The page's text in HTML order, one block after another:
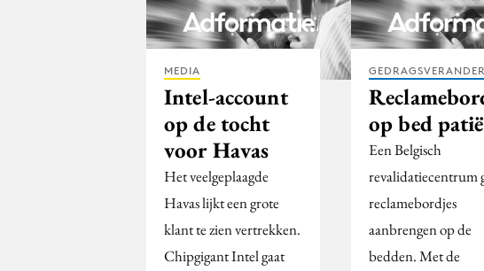
MEDIA
Intel-account
op de tocht
voor Havas
Het veelgeplaagde
Havas lijkt een grote
klant te zien vertrekken.
Chipgigant Intel gaat
op bed
Een Belgisch
revalidatiecentrum
reclamebordjes
aanbrengen op de
bedden. Met de